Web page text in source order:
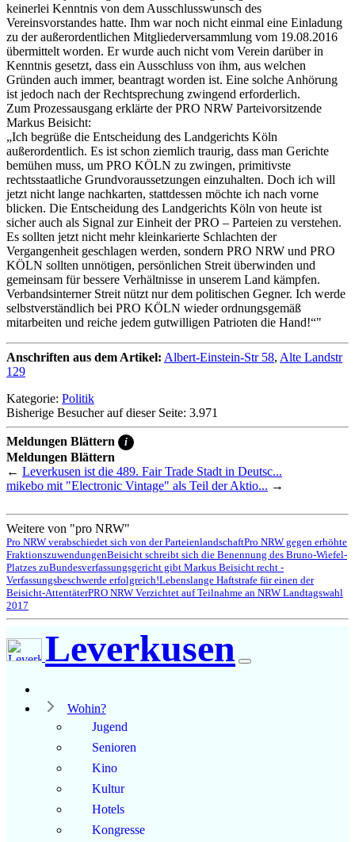
keinerlei Kenntnis von dem Ausschlusswunsch des
Vereinsvorstandes hatte. Ihm war noch nicht einmal eine Einladung
zu der außerordentlichen Mitgliederversammlung vom 19.08.2016
übermittelt worden. Er wurde auch nicht vom Verein darüber in
Kenntnis gesetzt, dass ein Ausschluss von ihm, aus welchen
Gründen auch immer, beantragt worden ist. Eine solche Anhörung
ist jedoch nach der Rechtsprechung zwingend erforderlich.
Zum Prozessausgang erklärte der PRO NRW Parteivorsitzende
Markus Beisicht:
„Ich begrüße die Entscheidung des Landgerichts Köln
außerordentlich. Es ist schon ziemlich traurig, dass man Gerichte
bemühen muss, um PRO KÖLN zu zwingen, primitivste
rechtsstaatliche Grundvoraussetzungen einzuhalten. Doch ich will
jetzt nicht lange nachkarten, stattdessen möchte ich nach vorne
blicken. Die Entscheidung des Landgerichts Köln von heute ist
sicher auch als Signal zur Einheit der PRO – Parteien zu verstehen.
Es sollten jetzt nicht mehr kleinkarierte Schlachten der
Vergangenheit geschlagen werden, sondern PRO NRW und PRO
KÖLN sollten unnötigen, persönlichen Streit überwinden und
gemeinsam für bessere Verhältnisse in unserem Land kämpfen.
Verbandsinterner Streit nützt nur dem politischen Gegner. Ich werde
selbstverständlich bei PRO KÖLN wieder ordnungsgemäß
mitarbeiten und reiche jedem gutwilligen Patrioten die Hand!“"
Anschriften aus dem Artikel: Albert-Einstein-Str 58, Alte Landstr
129
Kategorie: Politik
Bisherige Besucher auf dieser Seite: 3.971
Meldungen Blättern i
Meldungen Blättern
← Leverkusen ist die 489. Fair Trade Stadt in Deutsc...
mikebo mit "Electronic Vintage" als Teil der Aktio... →
Weitere von "pro NRW"
Pro NRW verabschiedet sich von der ParteienlandschaftPro NRW gegen erhöhte
FraktionszuwendungenBeisicht schreibt sich die Benennung des Bruno-Wiefel-
Platzes zuBundesverfassungsgericht gibt Markus Beisicht recht -
Verfassungsbeschwerde erfolgreich!Lebenslange Haftstrafe für einen der
Beisicht-AttentäterPRO NRW Verzichtet auf Teilnahme an NRW Landtagswahl
2017
Leverkusen
Wohin?
Jugend
Senioren
Kino
Kultur
Hotels
Kongresse